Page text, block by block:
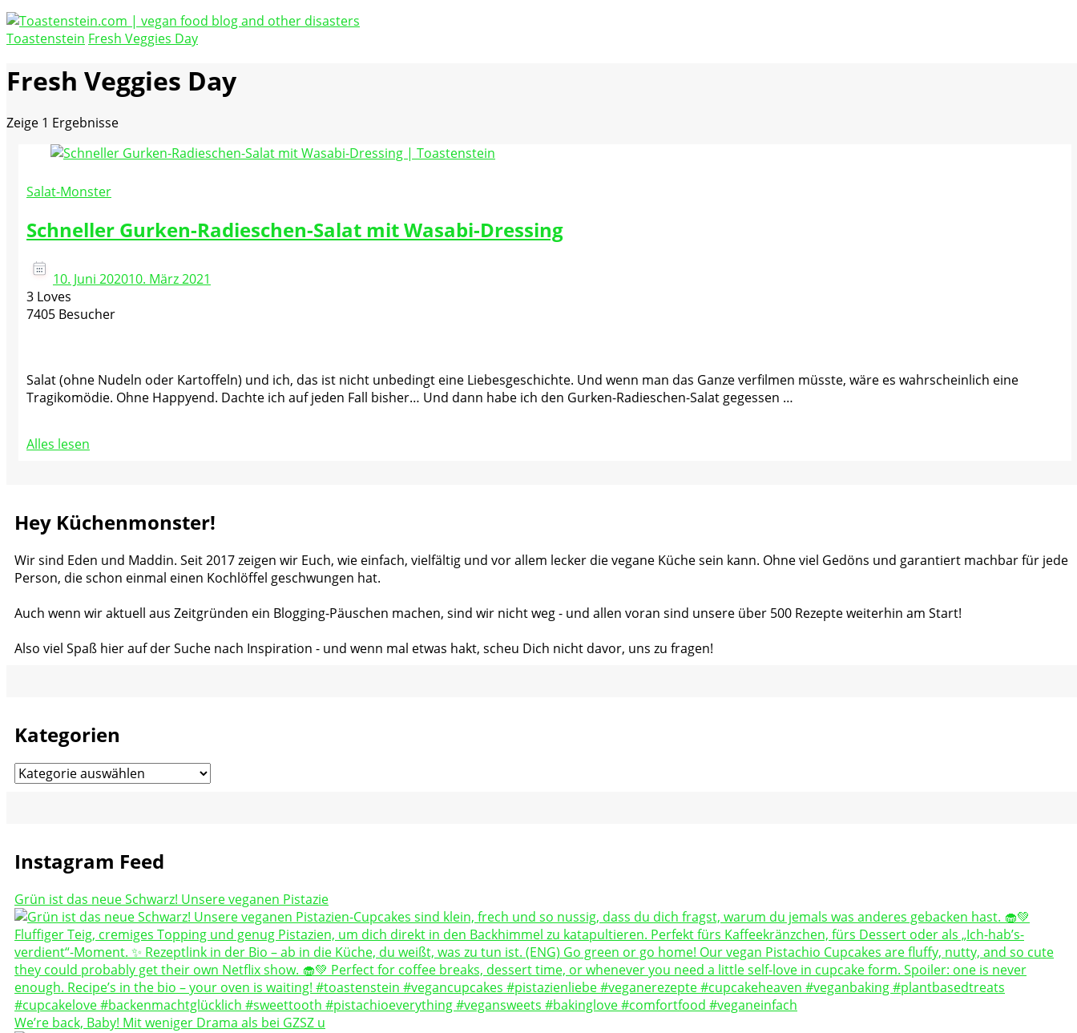
Toastenstein.com
Toastenstein Fresh Veggies Day
Fresh Veggies Day
Zeige 1 Ergebnisse
Salat-Monster
Schneller Gurken-Radieschen-Salat mit Wasabi-Dressing
10. Juni 202010. März 2021
3 Loves
7405 Besucher
Salat (ohne Nudeln oder Kartoffeln) und ich, das ist nicht unbedingt eine Liebesgeschichte. Und wenn man das Ganze verfilmen müsste, wäre es wahrscheinlich eine
Tragikomödie. Ohne Happyend. Dachte ich auf jeden Fall bisher… Und dann habe ich den Gurken-Radieschen-Salat gegessen …
Alles lesen
Hey Küchenmonster!
Wir sind Eden und Maddin. Seit 2017 zeigen wir Euch, wie einfach, vielfältig und vor allem lecker die vegane Küche sein kann. Ohne viel Gedöns und garantiert machbar für jede
Person, die schon einmal einen Kochlöffel geschwungen hat.
Auch wenn wir aktuell aus Zeitgründen ein Blogging-Päuschen machen, sind wir nicht weg - und allen voran sind unsere über 500 Rezepte weiterhin am Start!
Also viel Spaß hier auf der Suche nach Inspiration - und wenn mal etwas hakt, scheu Dich nicht davor, uns zu fragen!
Kategorien
Kategorien
Instagram Feed
Grün ist das neue Schwarz! Unsere veganen Pistazie
We’re back, Baby! Mit weniger Drama als bei GZSZ u